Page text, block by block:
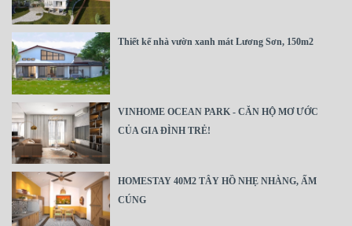
Thiết kế nhà vườn xanh mát Lương Sơn, 150m2
VINHOME OCEAN PARK - CĂN HỘ MƠ ƯỚC
CỦA GIA ĐÌNH TRẺ!
HOMESTAY 40M2 TÂY HỒ NHẸ NHÀNG, ẤM
CÚNG